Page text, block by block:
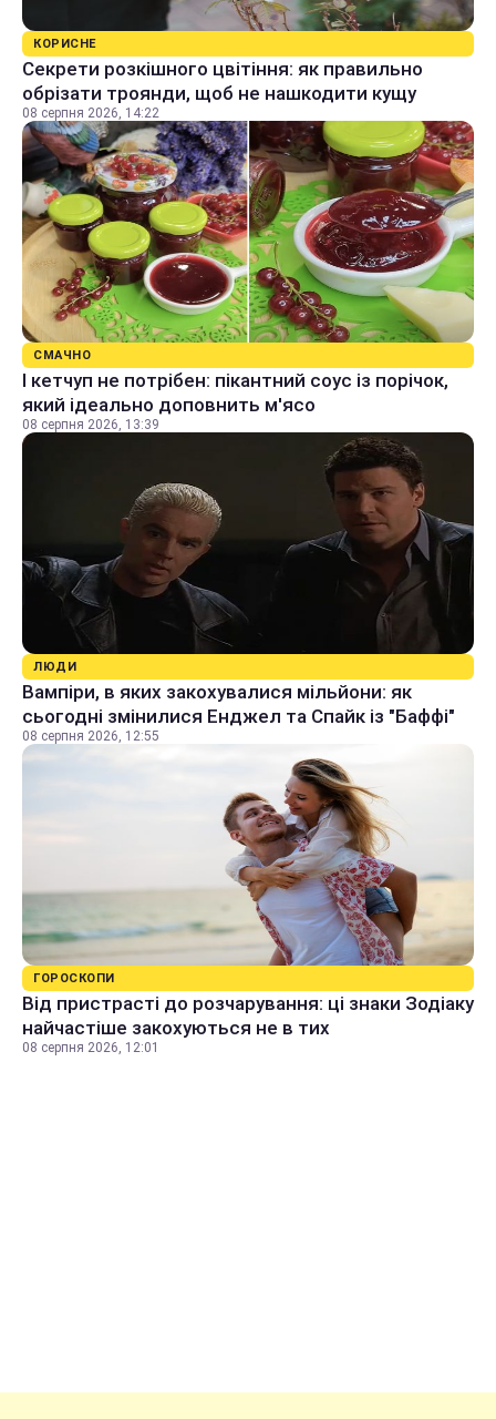
КОРИСНЕ
Секрети розкішного цвітіння: як правильно
обрізати троянди, щоб не нашкодити кущу
08 серпня 2026, 14:22
СМАЧНО
І кетчуп не потрібен: пікантний соус із порічок,
який ідеально доповнить м'ясо
08 серпня 2026, 13:39
ЛЮДИ
Вампіри, в яких закохувалися мільйони: як
сьогодні змінилися Енджел та Спайк із "Баффі"
08 серпня 2026, 12:55
ГОРОСКОПИ
Від пристрасті до розчарування: ці знаки Зодіаку
найчастіше закохуються не в тих
08 серпня 2026, 12:01